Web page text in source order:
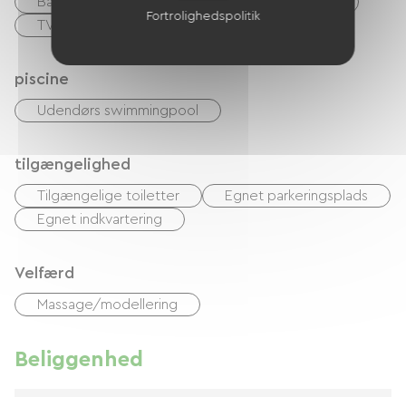
TV
piscine
Udendørs swimmingpool
tilgængelighed
Tilgængelige toiletter
Egnet parkeringsplads
Egnet indkvartering
Velfærd
Massage/modellering
Beliggenhed
Fortrolighedspolitik